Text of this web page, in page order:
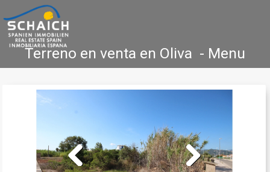
Terreno en venta en Oliva - Menu
Accueil
Location
Nouvelle Construction
Contact